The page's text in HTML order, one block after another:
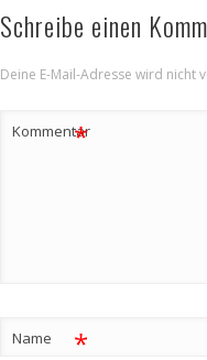
Schreibe einen
Deine E-Mail-Adresse wird nicht
Kommentar
*
Name *